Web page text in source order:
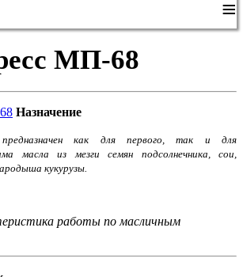
≡
МП-68
Назначение
как для первого, так и для
масла из мезги семян подсолнечника, сои,
кукурузы.
работы по масличным